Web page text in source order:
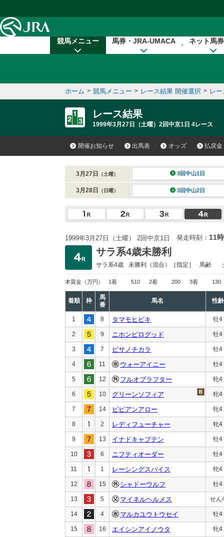
競馬メニュー 馬券・JRA-UMACA ネット馬
ホーム > 競馬メニュー > レース結果 開催選択 > レ
レース結果
1999年3月27日（土曜）2回中京1日 4レース
開催お知らせ 出馬表 オッズ 払戻金
3月27日 （土曜） 3回中山1日
3月28日 （日曜） 3回中山2日
1999年3月27日（土曜） 2回中京1日 発走時刻： 11
サラ系4歳未勝利
サラ系4歳 未勝利 （混合）［指定］ 馬齢
本賞金 （万円） 1着 510 2着 200 3着 130
着順 枠
馬
番
馬名 性齢
1 8 タマモヒビキ 牡4
2 9 ニホンピログッド 牡4
3 7 ピサノチカラ 牡4
4 11 ウォーアイニー 牡4
5 12 フルオブラフター 牝4
6 10 グリーンソフィア 牝4
7 14 ビビアンアロー 牝4
8 2 レディフューチャー 牝4
9 13 イナドキャプテン 牡4
10 6 ニフティオーダー 牡4
11 1 レーシングスパイス 牝4
12 15 シャドーウルフ 牡4
13 5 マイネルヘルメス せん
14 4 マルカユウトウセイ 牡4
15 16 エイシンアイノウタ 牝4